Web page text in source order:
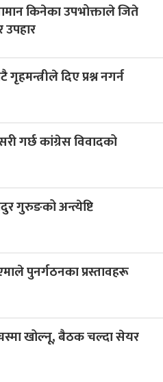
किनेका उपभोक्ताले जिते
गृहमन्त्रीले दिए प्रश्न नगर्न
गर्छ कांग्रेस विवादको
गुरुङको अन्त्येष्टि
पुनर्गठनका प्रस्तावहरू
खोल्नू, बैठक चल्दा सेयर